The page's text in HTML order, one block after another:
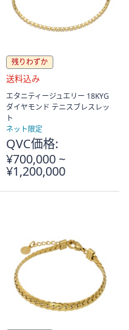
残りわずか
送
料
込
み
エタニティージュエリー 18KYG
ダイヤモンド テニスブレスレッ
ト
ネット限定
QVC価格:
¥700,000 ~
¥1,200,000